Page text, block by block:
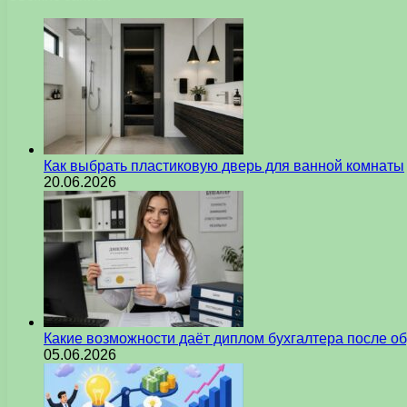
Как выбрать пластиковую дверь для ванной комнаты
20.06.2026
Какие возможности даёт диплом бухгалтера после
05.06.2026